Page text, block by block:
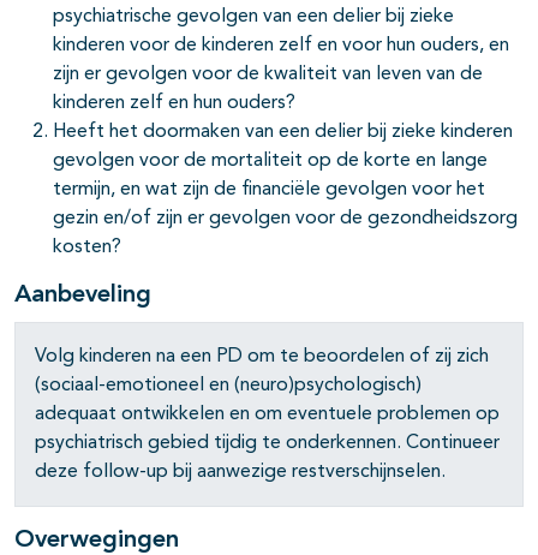
psychiatrische gevolgen van een delier bij zieke
kinderen voor de kinderen zelf en voor hun ouders, en
zijn er gevolgen voor de kwaliteit van leven van de
kinderen zelf en hun ouders?
Heeft het doormaken van een delier bij zieke kinderen
gevolgen voor de mortaliteit op de korte en lange
termijn, en wat zijn de financiële gevolgen voor het
gezin en/of zijn er gevolgen voor de gezondheidszorg
kosten?
Aanbeveling
Volg kinderen na een PD om te beoordelen of zij zich
(sociaal-emotioneel en (neuro)psychologisch)
adequaat ontwikkelen en om eventuele problemen op
psychiatrisch gebied tijdig te onderkennen. Continueer
deze follow-up bij aanwezige restverschijnselen.
Overwegingen